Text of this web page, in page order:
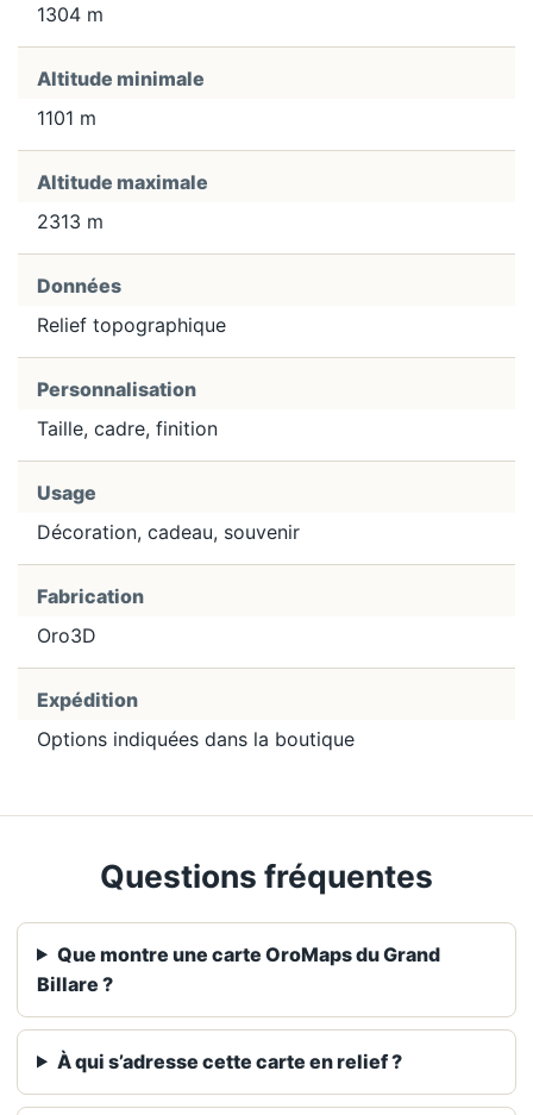
1304 m
Altitude minimale
1101 m
Altitude maximale
2313 m
Données
Relief topographique
Personnalisation
Taille, cadre, finition
Usage
Décoration, cadeau, souvenir
Fabrication
Oro3D
Expédition
Options indiquées dans la boutique
Questions fréquentes
Que montre une carte OroMaps du Grand
Billare ?
À qui s’adresse cette carte en relief ?